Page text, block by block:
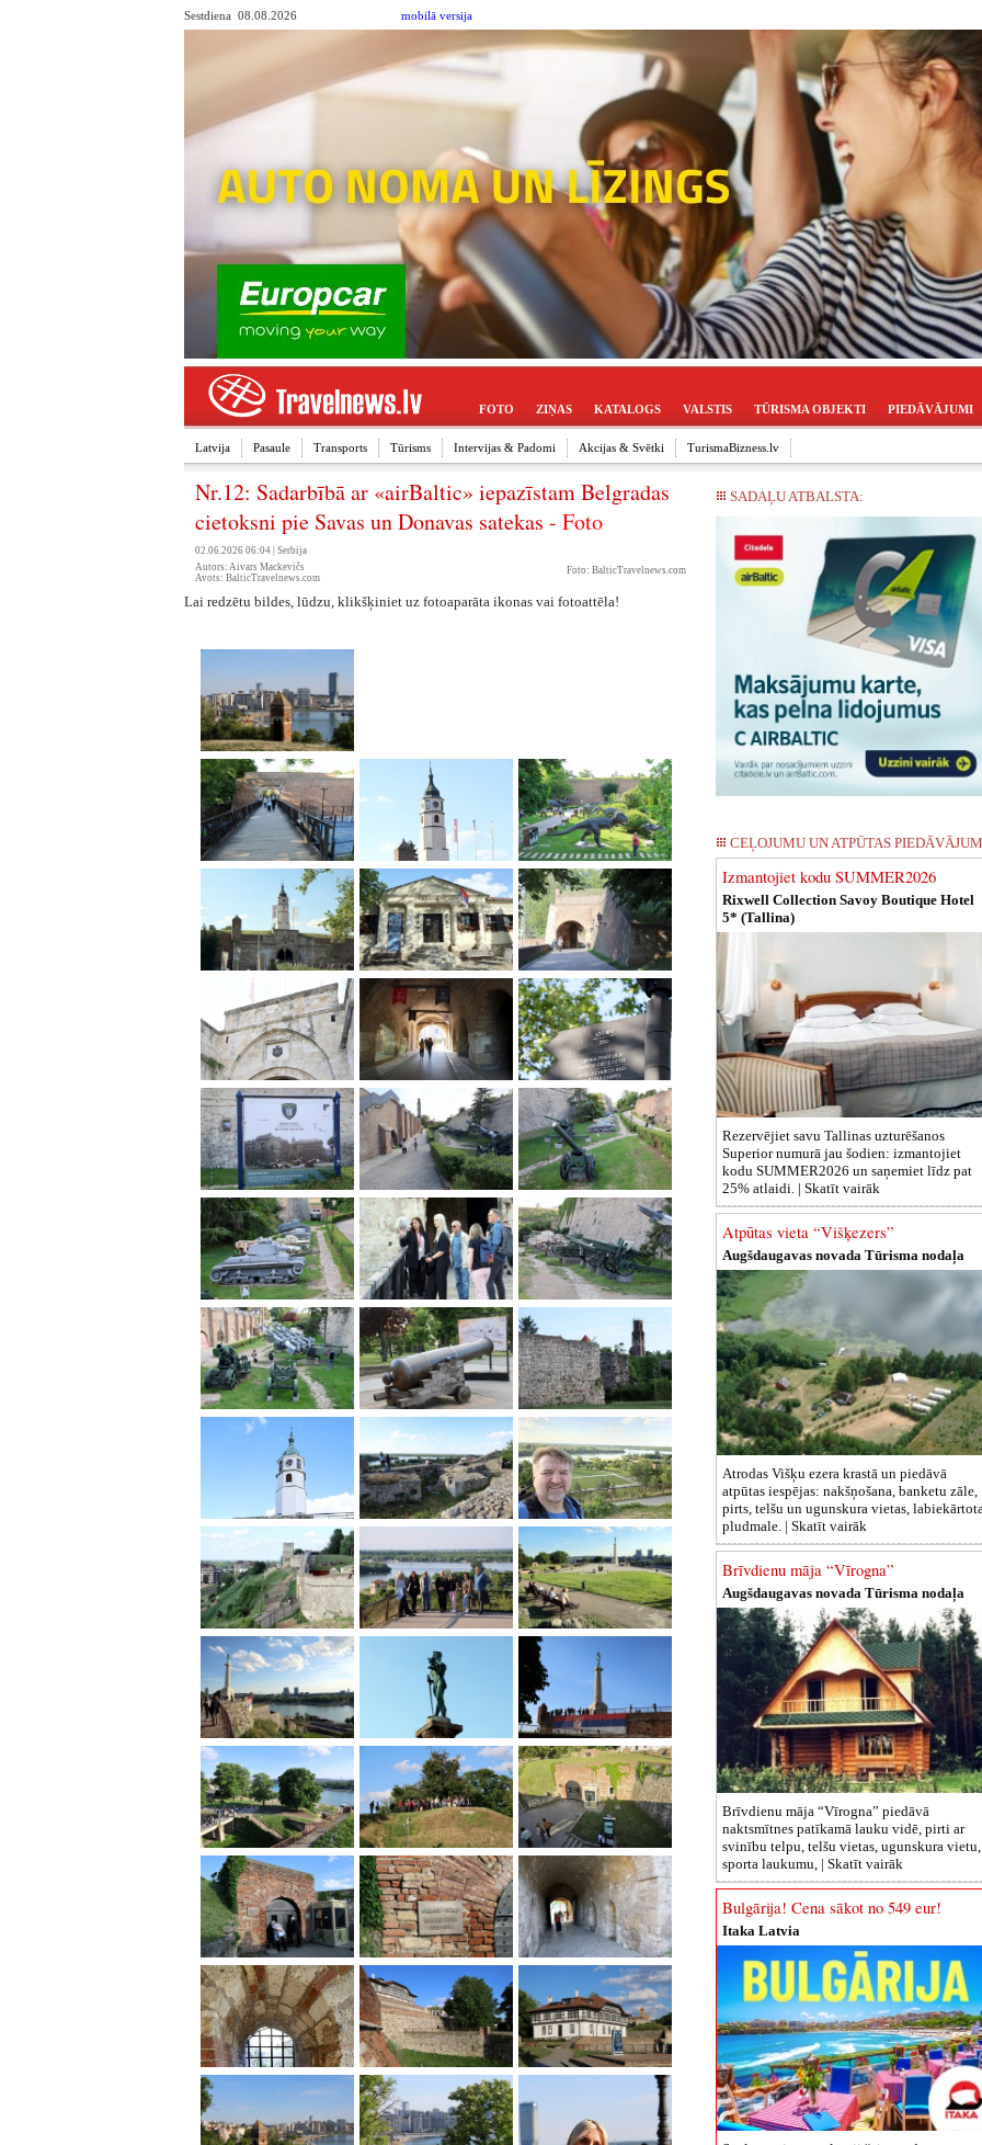
Sestdiena 08.08.2026 mobilā versija
FOTO ZIŅAS KATALOGS VALSTIS TŪRISMA OBJEKTI PIEDĀVĀJUMI
Latvija Pasaule Transports Tūrisms Intervijas & Padomi Akcijas & Svētki TurismaBizness.lv
Nr.12: Sadarbībā ar «airBaltic» iepazīstam Belgradas
cietoksni pie Savas un Donavas satekas - Foto
02.06.2026 06:04 | Serbija
Foto: BalticTravelnews.com
Autors: Aivars Mackevičs
Avots: BalticTravelnews.com
Lai redzētu bildes, lūdzu, klikšķiniet uz fotoaparāta ikonas vai fotoattēla!
SADAĻU ATBALSTA:
CEĻOJUMU UN ATPŪTAS
Izmantojiet kodu SUMMER2026
Rixwell Collection Savoy Boutique Hotel
5* (Tallina)
Rezervējiet savu Tallinas uzturēšanos
Superior numurā jau šodien: izmantojiet
kodu SUMMER2026 un saņemiet līdz pat
25% atlaidi. | Skatīt vairāk
Atpūtas vieta “Višķezers”
Augšdaugavas novada Tūrisma nodaļa
Atrodas Višķu ezera krastā un piedāvā
atpūtas iespējas: nakšņošana, banketu zāle,
pirts, telšu un ugunskura vietas,
pludmale. | Skatīt vairāk
Brīvdienu māja “Vīrogna”
Augšdaugavas novada Tūrisma nodaļa
Brīvdienu māja “Vīrogna” piedāvā
naktsmītnes patīkamā lauku vidē, pirti ar
svinību telpu, telšu vietas, ugunskura vietu,
sporta laukumu, | Skatīt vairāk
Bulgārija! Cena sākot no 549 eur!
Itaka Latvia